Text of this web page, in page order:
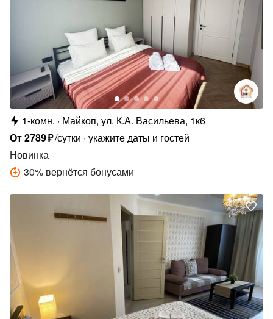
1-комн.
Майкоп, ул. К.А. Васильева, 1к6
От2789₽/сутки укажите даты и гостей
Новинка
30% вернётся бонусами